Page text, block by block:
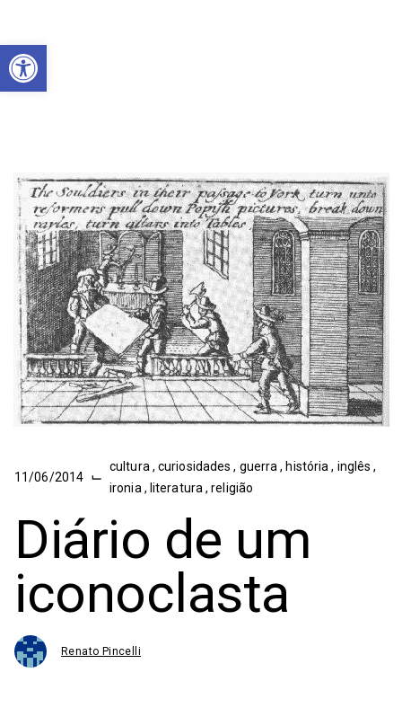
Abrir a barra de ferramentas
11/06/2014 ⌙
cultura ,curiosidades, guerra, história, inglês,
ironia , literatura,religião
Diário de um
iconoclasta
Renato Pincelli